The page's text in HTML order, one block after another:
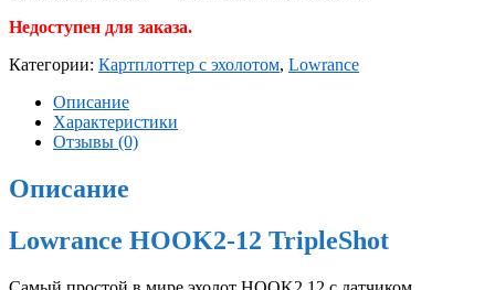
Недоступен для заказа.
Категории: Картплоттер с эхолотом, Lowrance
Описание
Характеристики
Отзывы (0)
Описание
Lowrance HOOK2-12 TripleShot